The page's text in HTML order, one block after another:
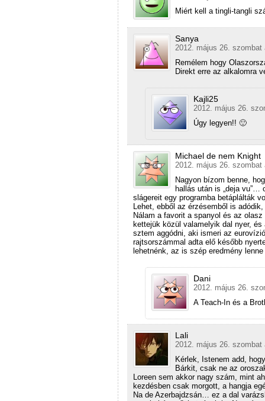
Miért kell a tingli-tangli
Sanya
2012. május 26. szombat
Remélem hogy
Direkt erre az alkalomra
Kajli25
2012. május 26.
Úgy legyen!! 🙂
Michael de nem Knight
2012. május 26. szombat
Nagyon bízom benne,
hallás után is „deja vu”…
slágereit egy programba betáplálták
Lehet, ebből az érzésemből is
Nálam a favorit a spanyol és az
kettejük közül valamelyik dal nyer,
sztem aggódni, aki ismeri az
rajtsorszámmal adta elő később
lehetnénk, az is szép eredmény
Dani
2012. május 26.
A Teach-In és a
Lali
2012. május 26. szombat
Kérlek, Istenem add,
Bárkit, csak ne az
Loreen sem akkor nagy szám, mint
kezdésben csak morgott, a hangja
Na de Azerbajdzsán… ez a dal